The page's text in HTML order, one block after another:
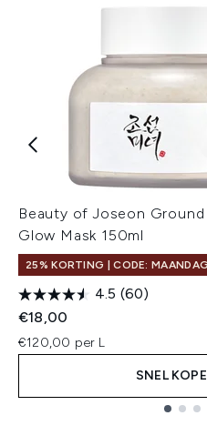
Beauty of Joseon
Glow Mask 150ml
25% KORTING | CODE: MAANDAG
4.5 (60)
€18,00
€120,00 per L
SNEL